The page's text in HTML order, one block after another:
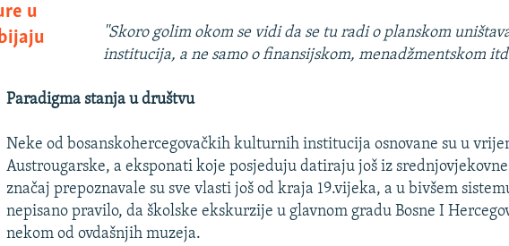
u
''Skoro golim okom se vidi da se tu radi o planskom
institucija, a ne samo o finansijskom, menadžmentskom
Paradigma stanja u društvu
Neke od bosanskohercegovačkih kulturnih institucija osnovane su u
Austrougarske, a eksponati koje posjeduju datiraju još iz
značaj prepoznavale su sve vlasti još od kraja 19.vijeka, a u bivšem
nepisano pravilo, da školske ekskurzije u glavnom gradu Bosne I
nekom od ovdašnjih muzeja.